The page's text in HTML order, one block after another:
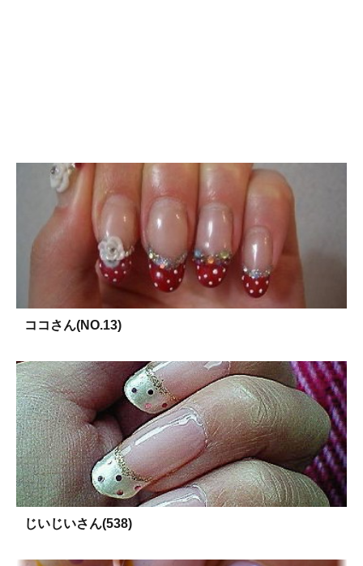
ココさん(NO.13)
じいじいさん(538)